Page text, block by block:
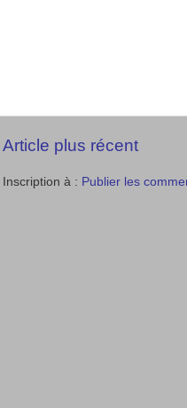
Article plus récent
Inscription à : Publier les